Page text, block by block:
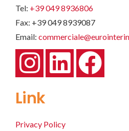
Tel: +39 049 8936806
Fax: +39 049 8939087
Email:
Link
Privacy Policy